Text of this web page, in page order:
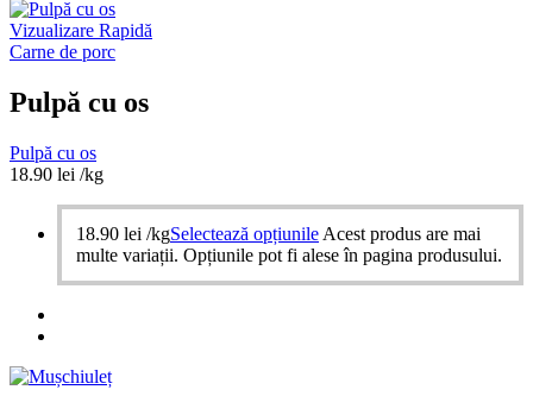
Vizualizare Rapidă
Carne de porc
Pulpă cu os
Pulpă cu os
18.90 lei /kg
18.90 lei /kgSelectează opțiunile Acest produs are mai
multe variații. Opțiunile pot fi alese în pagina produsului.